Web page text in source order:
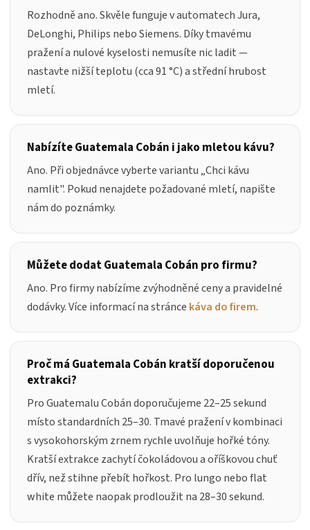
Rozhodně ano. Skvěle funguje v automatech Jura,
DeLonghi, Philips nebo Siemens. Díky tmavému
pražení a nulové kyselosti nemusíte nic ladit —
nastavte nižší teplotu (cca 91 °C) a střední hrubost
mletí.
Nabízíte Guatemala Cobán i jako mletou kávu?
Ano. Při objednávce vyberte variantu „Chci kávu
namlit". Pokud nenajdete požadované mletí, napište
nám do poznámky.
Můžete dodat Guatemala Cobán pro firmu?
Ano. Pro firmy nabízíme zvýhodněné ceny a pravidelné
dodávky. Více informací na stránce káva do firem.
Proč má Guatemala Cobán kratší doporučenou
extrakci?
Pro Guatemalu Cobán doporučujeme 22–25 sekund
místo standardních 25–30. Tmavé pražení v kombinaci
s vysokohorským zrnem rychle uvolňuje hořké tóny.
Kratší extrakce zachytí čokoládovou a oříškovou chuť
dřív, než stihne přebít hořkost. Pro lungo nebo flat
white můžete naopak prodloužit na 28–30 sekund.